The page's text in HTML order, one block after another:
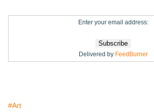
Enter your email address:
Delivered by FeedBurner
#Art